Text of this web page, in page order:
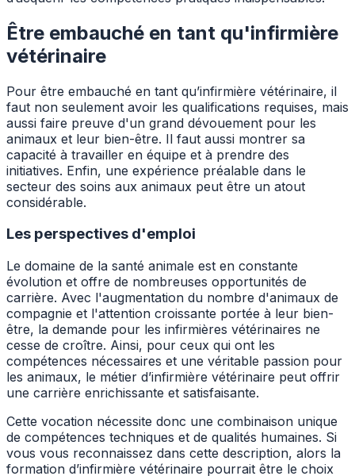
Être embauché en tant qu'infirmière
vétérinaire
Pour être embauché en tant qu’infirmière vétérinaire, il
faut non seulement avoir les qualifications requises, mais
aussi faire preuve d'un grand dévouement pour les
animaux et leur bien-être. Il faut aussi montrer sa
capacité à travailler en équipe et à prendre des
initiatives. Enfin, une expérience préalable dans le
secteur des soins aux animaux peut être un atout
considérable.
Les perspectives d'emploi
Le domaine de la santé animale est en constante
évolution et offre de nombreuses opportunités de
carrière. Avec l'augmentation du nombre d'animaux de
compagnie et l'attention croissante portée à leur bien-
être, la demande pour les infirmières vétérinaires ne
cesse de croître. Ainsi, pour ceux qui ont les
compétences nécessaires et une véritable passion pour
les animaux, le métier d’infirmière vétérinaire peut offrir
une carrière enrichissante et satisfaisante.
Cette vocation nécessite donc une combinaison unique
de compétences techniques et de qualités humaines. Si
vous vous reconnaissez dans cette description, alors la
formation d’infirmière vétérinaire pourrait être le choix